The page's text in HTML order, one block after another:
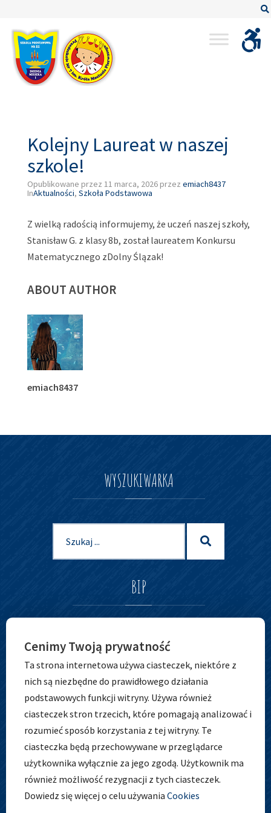
Laureat
naszej
Kolejny Laureat w naszej
szkole!
Opublikowane przez 11 marca, 2026 przez emiach8437
InAktualności, Szkoła Podstawowa
Z wielką radością informujemy, że uczeń naszej szkoły,
Stanisław G. z klasy 8b, został laureatem Konkursu
Matematycznego zDolny Ślązak!
ABOUT AUTHOR
emiach8437
WYSZUKIWARKA
dla:
BIP
ADRES
Zespół Szkolno-Przedszkolny nr 5
ul. Osobowicka 127
Cenimy Twoją prywatność
Ta strona internetowa używa ciasteczek, niektóre z
nich są niezbędne do prawidłowego działania
podstawowych funkcji witryny. Używa również
ciasteczek stron trzecich, które pomagają analizować i
rozumieć sposób korzystania z tej witryny. Te
ciasteczka będą przechowywane w przeglądarce
użytkownika wyłącznie za jego zgodą. Użytkownik ma
również możliwość rezygnacji z tych ciasteczek.
Dowiedz się więcej o celu używania Cookies